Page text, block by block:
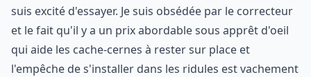
suis excité d'essayer. Je suis obsédée par le correcteur
et le fait qu'il y a un prix abordable sous apprêt d'oeil
qui aide les cache-cernes à rester sur place et
l'empêche de s'installer dans les ridules est vachement